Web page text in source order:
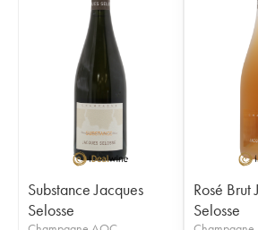
Substance Jacques
Selosse
Rosé Brut
Selosse